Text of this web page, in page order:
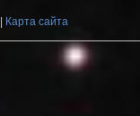
Карта сайта